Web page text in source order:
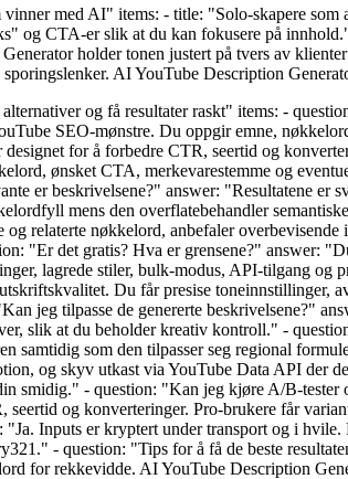
med AI" items: - title: "Solo-skapere
og CTA-er slik at du kan fokusere på
holder tonen justert på tvers av
AI YouTube Description
og få resultater raskt" items: -
SEO-mønstre. Du oppgir emne,
for å forbedre CTR, seertid og
ønsket CTA, merkevarestemme og
er beskrivelsene?" answer: "Resultatene
mens den overflatebehandler
relaterte nøkkelord, anbefaler
"Er det gratis? Hva er grensene?" answer:
lagrede stiler, bulk-modus, API-tilgang
Du får presise
jeg tilpasse de genererte beskrivelsene?"
slik at du beholder kreativ kontroll." -
samtidig som den tilpasser seg regional
og skyv utkast via YouTube Data API der
smidig." - question: "Kan jeg kjøre A/B-
seertid og konverteringer. Pro-brukere får
Inputs er kryptert under transport og i
- question: "Tips for å få de beste
for rekkevidde. AI YouTube Description